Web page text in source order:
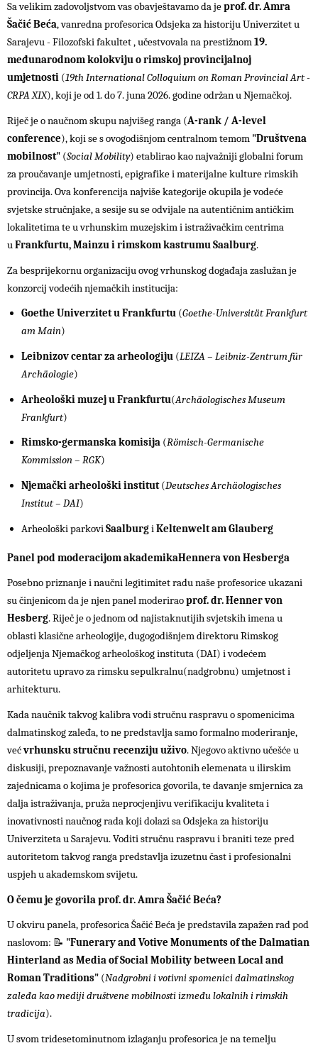
Sa velikim zadovoljstvom vas obavještavamo da jeprof. dr. Amra
Šačić Beća, vanredna profesorica Odsjeka za historiju Univerzitet u
Sarajevu - Filozofski fakultet , učestvovala na prestižnom19.
međunarodnom kolokviju o rimskoj provincijalnoj
umjetnosti (19th International Colloquium on Roman Provincial Art -
CRPA XIX), koji je od 1. do 7. juna 2026. godine održan u Njemačkoj.
Riječ je o naučnom skupu najvišeg ranga (A-rank / A-level
conference), koji se s ovogodišnjom centralnom temom "Društvena
mobilnost" (Social Mobility) etablirao kao najvažniji globalni forum
za proučavanje umjetnosti, epigrafike i materijalne kulture rimskih
provincija. Ova konferencija najviše kategorije okupila je vodeće
svjetske stručnjake, a sesije su se odvijale na autentičnim antičkim
lokalitetima te u vrhunskim muzejskim i istraživačkim centrima
uFrankfurtu, Mainzu i rimskom kastrumu Saalburg.
Za besprijekornu organizaciju ovog vrhunskog događaja zaslužan je
konzorcij vodećih njemačkih institucija:
Goethe Univerzitet u Frankfurtu (Goethe-Universität Frankfurt
am Main)
Leibnizov centar za arheologiju (LEIZA – Leibniz-Zentrum für
Archäologie)
Arheološki muzej u Frankfurtu(Archäologisches Museum
Frankfurt)
Rimsko-germanska komisija (Römisch-Germanische
Kommission – RGK)
Njemački arheološki institut(Deutsches Archäologisches
Institut – DAI)
Arheološki parkoviSaalburgiKeltenwelt am Glauberg
Panel pod moderacijom akademikaHennera von Hesberga
Posebno priznanje i naučni legitimitet radu naše profesorice ukazani
su činjenicom da je njen panel moderiraoprof. dr. Henner von
Hesberg. Riječ je o jednom od najistaknutijih svjetskih imena u
oblasti klasične arheologije, dugogodišnjem direktoru Rimskog
odjeljenja Njemačkog arheološkog instituta (DAI) i vodećem
autoritetu upravo za rimsku sepulkralnu(nadgrobnu) umjetnost i
arhitekturu.
Kada naučnik takvog kalibra vodi stručnu raspravu o spomenicima
dalmatinskog zaleđa, to ne predstavlja samo formalno moderiranje,
većvrhunsku stručnu recenziju uživo. Njegovo aktivno učešće u
diskusiji, prepoznavanje važnosti autohtonih elemenata u ilirskim
zajednicama o kojima je profesorica govorila, te davanje smjernica za
dalja istraživanja, pruža neprocjenjivu verifikaciju kvaliteta i
inovativnosti naučnog rada koji dolazi sa Odsjeka za historiju
Univerziteta u Sarajevu. Voditi stručnu raspravu i braniti teze pred
autoritetom takvog ranga predstavlja izuzetnu čast i profesionalni
uspjeh u akademskom svijetu.
O čemu je govorila prof. dr. Amra Šačić Beća?
U okviru panela, profesorica Šačić Beća je predstavila zapažen rad pod
naslovom: 📝 "Funerary and Votive Monuments of the Dalmatian
Hinterland as Media of Social Mobility between Local and
Roman Traditions" (Nadgrobni i votivni spomenici dalmatinskog
zaleđa kao mediji društvene mobilnosti između lokalnih i rimskih
tradicija).
U svom tridesetominutnom izlaganju profesorica je na temelju